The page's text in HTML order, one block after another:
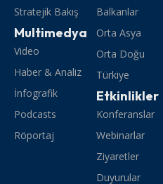
Stratejik Bakış
Multimedya
Video
Haber & Analiz
İnfografik
Podcasts
Röportaj
Balkanlar
Orta Asya
Orta Doğu
Türkiye
Etkinlikler
Konferanslar
Webinarlar
Ziyaretler
Duyurular